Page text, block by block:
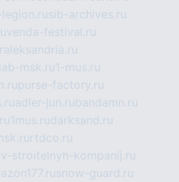
sib-archives.ru
venda-festival.ru
msk.ru1-mus.ru
purse-factory.ru
adler-jun.rubandamn.ru
1mus.rudarksand.ru
rtdco.ru
stroitelnyh-kompanij.ru
snow-guard.ru